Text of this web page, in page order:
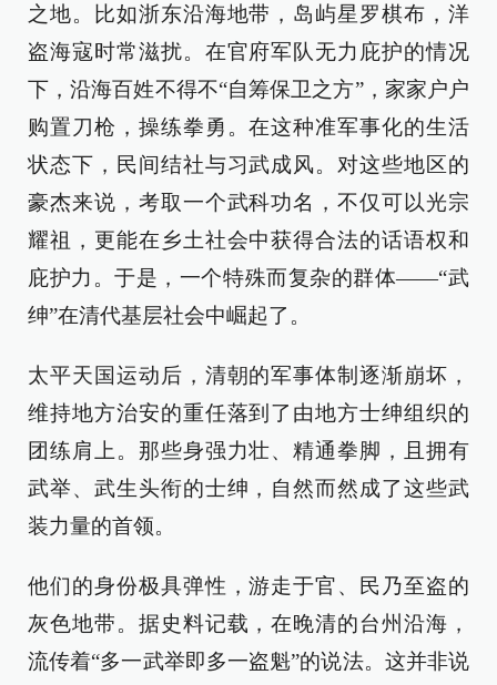
之地。比如浙东沿海地带，岛屿星罗棋布，洋
盗海寇时常滋扰。在官府军队无力庇护的情况
下，沿海百姓不得不“自筹保卫之方”，家家户户
购置刀枪，操练拳勇。在这种准军事化的生活
状态下，民间结社与习武成风。对这些地区的
豪杰来说，考取一个武科功名，不仅可以光宗
耀祖，更能在乡土社会中获得合法的话语权和
庇护力。于是，一个特殊而复杂的群体——“武
绅”在清代基层社会中崛起了。
太平天国运动后，清朝的军事体制逐渐崩坏，
维持地方治安的重任落到了由地方士绅组织的
团练肩上。那些身强力壮、精通拳脚，且拥有
武举、武生头衔的士绅，自然而然成了这些武
装力量的首领。
他们的身份极具弹性，游走于官、民乃至盗的
灰色地带。据史料记载，在晚清的台州沿海，
流传着“多一武举即多一盗魁”的说法。这并非说